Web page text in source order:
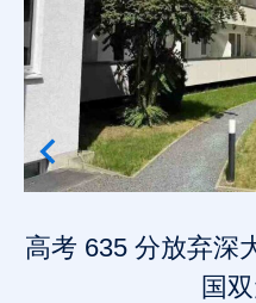
高考 635 分放弃深
国